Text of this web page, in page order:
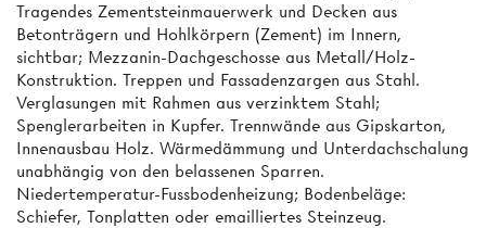
Tragendes Zementsteinmauerwerk und Decken aus
Betonträgern und Hohlkörpern (Zement) im Innern,
sichtbar; Mezzanin-Dachgeschosse aus Metall/Holz-
Konstruktion. Treppen und Fassadenzargen aus Stahl.
Verglasungen mit Rahmen aus verzinktem Stahl;
Spenglerarbeiten in Kupfer. Trennwände aus Gipskarton,
Innenausbau Holz. Wärmedämmung und Unterdachschalung
unabhängig von den belassenen Sparren.
Niedertemperatur-Fussbodenheizung; Bodenbeläge:
Schiefer, Tonplatten oder emailliertes Steinzeug.